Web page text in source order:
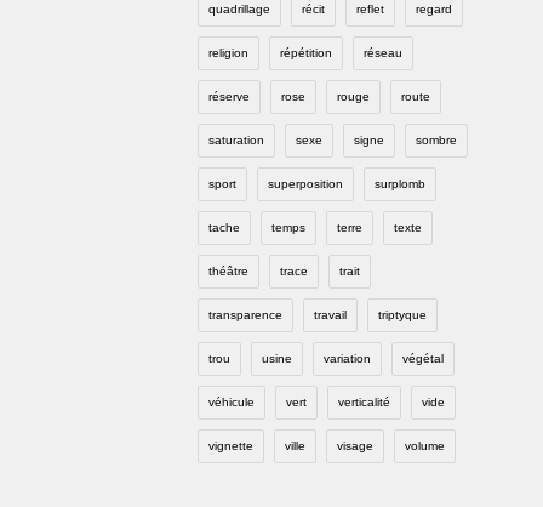
quadrillage récit reflet regard
religion répétition réseau
réserve rose rouge route
saturation sexe signe sombre
sport superposition surplomb
tache temps terre texte
théâtre trace trait
transparence travail triptyque
trou usine variation végétal
véhicule vert verticalité vide
vignette ville visage volume